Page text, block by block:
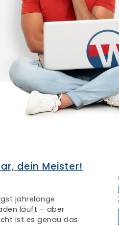
dein Meister!
jahrelange
läuft – aber
ist es genau das: